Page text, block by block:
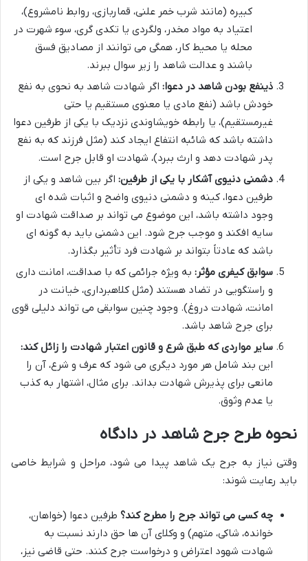
کبیره (مانند شرب خمر علنی، قماربازی، روابط نامشروع)،
اعتیاد به مواد مخدر، ولگردی یا تکدی گری، سوء شهرت در
محله یا محیط کار، همگی می توانند از مصادیق فسق
باشند و عدالت شاهد را زیر سوال ببرند.
ذینفع بودن شاهد در دعوا: اگر شهادت شاهد به نحوی به نفع
خودش باشد (نفع مادی یا معنوی مستقیم یا حتی
غیرمستقیم)، یا رابطه خویشاوندی نزدیک با یکی از طرفین دعوا
داشته باشد که شائبه انتفاع ایجاد کند (مثل فرزند که به نفع
پدر شهادت دهد و ارث ببرد)، شهادت او قابل جرح است.
دشمنی دنیوی آشکار با یکی از طرفین: اگر بین شاهد و یکی از
طرفین دعوا، کینه و دشمنی دنیوی واضح و اثبات شده ای
وجود داشته باشد، این موضوع می تواند بر صداقت شهادت او
سایه افکند و موجب جرح شود. این دشمنی باید به گونه ای
باشد که عادتاً بتواند بر شهادت فرد تأثیر بگذارد.
سوابق کیفری مؤثر: به ویژه جرائمی که با صداقت، امانت داری
و راستگویی در تضاد هستند (مثل کلاهبرداری، خیانت در
امانت، شهادت دروغ). وجود چنین سوابقی می تواند دلیلی قوی
برای جرح شاهد باشد.
سایر مواردی که طبق شرع و قانون اعتبار شهادت را زائل کند:
این بند شامل هر مورد دیگری می شود که عرف و شرع، آن را
مانعی برای پذیرش شهادت بداند. برای مثال، اشتهار به کذب
یا عدم وثوق.
نحوه طرح جرح شاهد در دادگاه
وقتی نیاز به جرح یک شاهد پیدا می شود، مراحل و شرایط خاصی
باید رعایت شوند:
چه کسی می تواند جرح را مطرح کند؟ طرفین دعوا (خواهان،
خوانده، شاکی، متهم) و وکلای آن ها حق دارند نسبت به
شهادت شهود اعتراض و درخواست جرح کنند. حتی قاضی نیز،